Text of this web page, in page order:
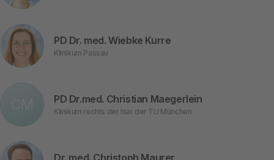
PD Dr. med. Wiebke Kurre
Klinikum Passau
CM PD Dr.med. Christian Maegerlein
Klinikum rechts der Isar der TU München
Dr. med. Christoph Maurer